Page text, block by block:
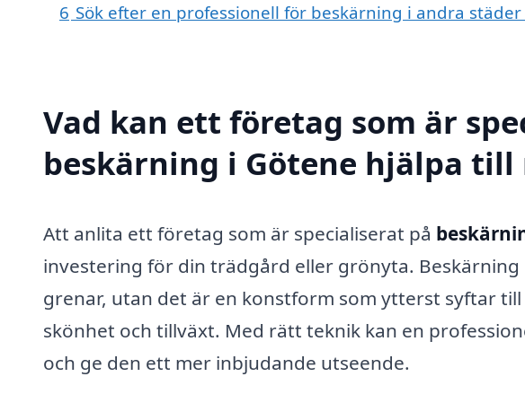
6 Sök efter en professionell för beskärning i andra
Vad kan ett företag som är
beskärning i Götene hjälpa till
Att anlita ett företag som är specialiserat på
investering för din trädgård eller grönyta.
grenar, utan det är en konstform som ytterst syftar
skönhet och tillväxt. Med rätt teknik kan en
och ge den ett mer inbjudande utseende.